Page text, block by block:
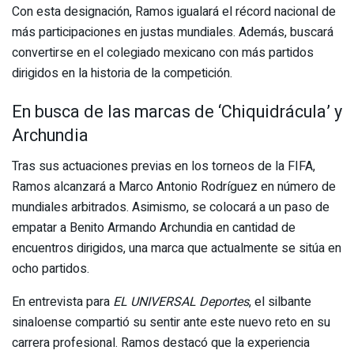
Con esta designación, Ramos igualará el récord nacional de
más participaciones en justas mundiales. Además, buscará
convertirse en el colegiado mexicano con más partidos
dirigidos en la historia de la competición.
En busca de las marcas de ‘Chiquidrácula’ y
Archundia
Tras sus actuaciones previas en los torneos de la FIFA,
Ramos alcanzará a Marco Antonio Rodríguez en número de
mundiales arbitrados. Asimismo, se colocará a un paso de
empatar a Benito Armando Archundia en cantidad de
encuentros dirigidos, una marca que actualmente se sitúa en
ocho partidos.
En entrevista para EL UNIVERSAL Deportes, el silbante
sinaloense compartió su sentir ante este nuevo reto en su
carrera profesional. Ramos destacó que la experiencia